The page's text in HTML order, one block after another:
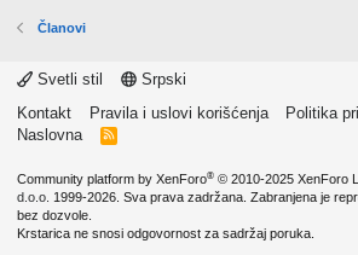
Članovi
Svetli stil
Srpski
Kontakt
Pravila i uslovi korišćenja Politika
Naslovna
R
Community platform by XenForo® © 2010-2025 XenForo
d.o.o. 1999-2026. Sva prava zadržana. Zabranjena je
bez dozvole.
Krstarica ne snosi odgovornost za sadržaj poruka.